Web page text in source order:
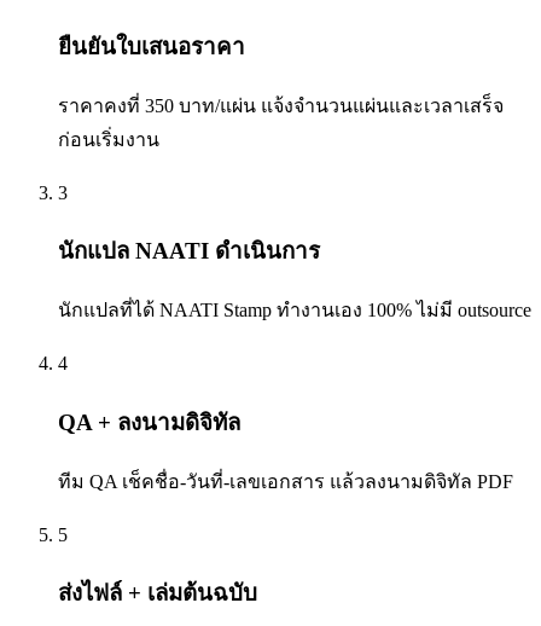
ยืนยันใบเสนอราคา
ราคาคงที่ 350 บาท/แผ่น แจ้งจำนวนแผ่นและเวลาเสร็จ
ก่อนเริ่มงาน
3
นักแปล NAATI ดำเนินการ
นักแปลที่ได้ NAATI Stamp ทำงานเอง 100% ไม่มี outsource
4
QA + ลงนามดิจิทัล
ทีม QA เช็คชื่อ-วันที่-เลขเอกสาร แล้วลงนามดิจิทัล PDF
5
ส่งไฟล์ + เล่มต้นฉบับ